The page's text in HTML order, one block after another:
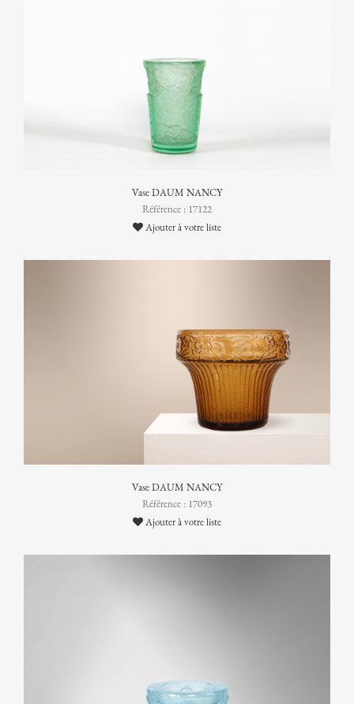
Vase DAUM NANCY
Référence : 17122
Ajouter à votre liste
Vase DAUM NANCY
Référence : 17093
Ajouter à votre liste